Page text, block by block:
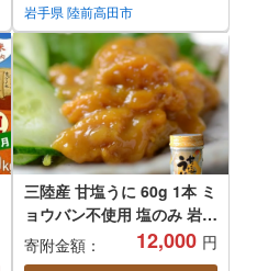
岩手県 陸前高田市
三陸産 甘塩うに 60g 1本 ミ
ョウバン不使用 塩のみ 岩手
県産 国産 [旬の時期の生う
にを惜しげもなく使った逸
寄附金額： 12,000 円